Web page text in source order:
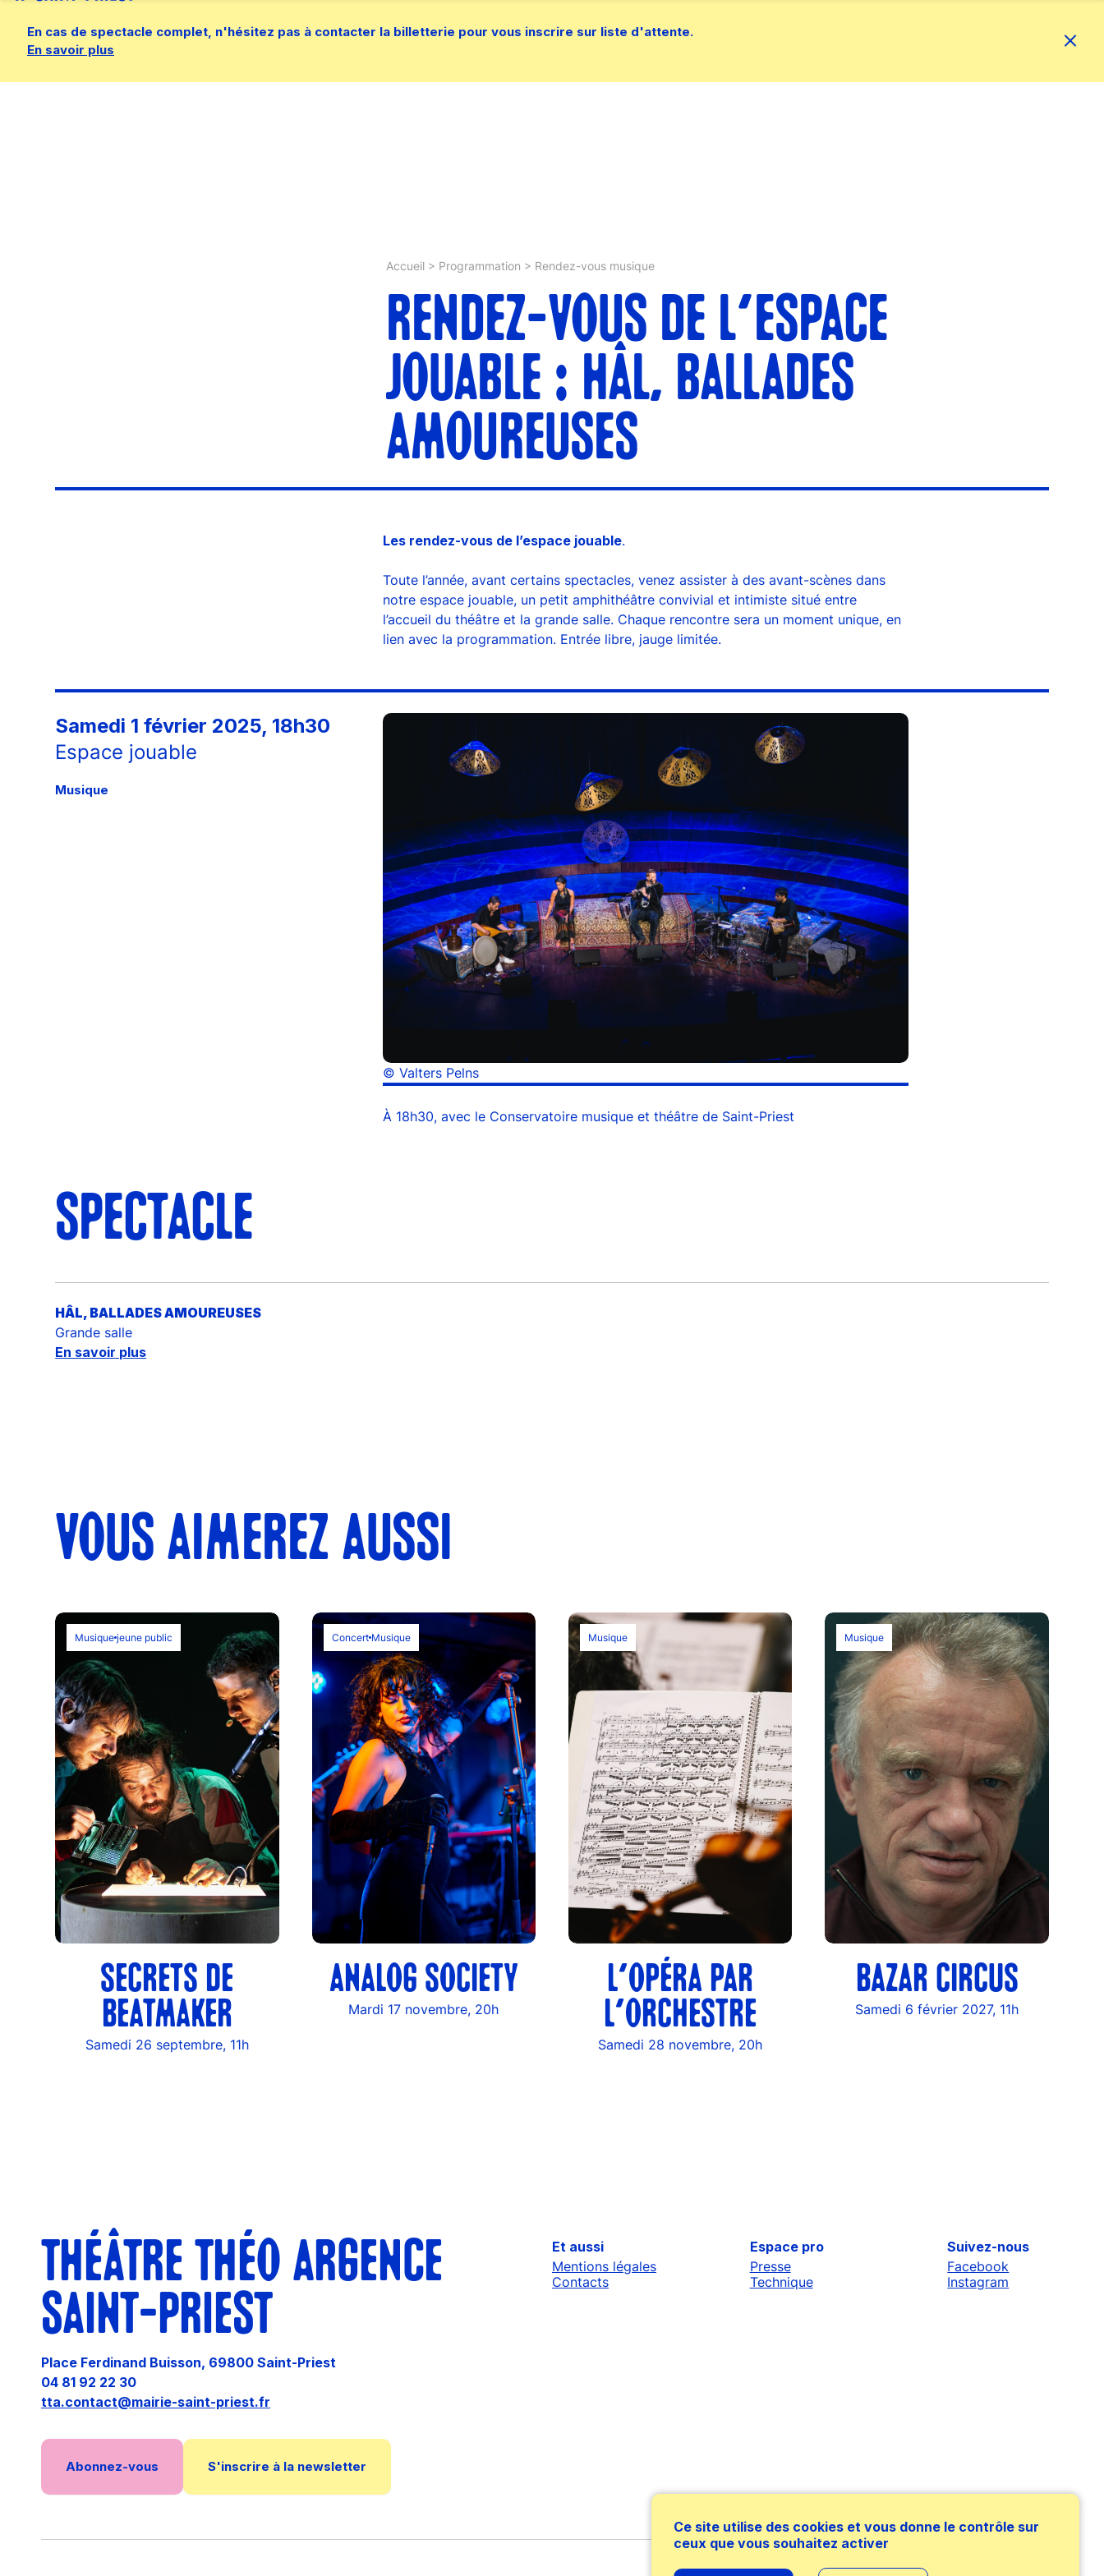
En cas de spectacle complet, n'hésitez pas à contacter la billetterie pour vous inscrire sur liste d'attente.
En savoir plus
Accueil > Programmation > Rendez-vous musique
RENDEZ-VOUS DE L’ESPACE
JOUABLE : HÂL, BALLADES
AMOUREUSES
Les rendez-vous de l’espace jouable.
Toute l’année, avant certains spectacles, venez assister à des avant-scènes dans
notre espace jouable, un petit amphithéâtre convivial et intimiste situé entre
l’accueil du théâtre et la grande salle. Chaque rencontre sera un moment unique, en
lien avec la programmation. Entrée libre, jauge limitée.
Samedi 1 février 2025, 18h30
Espace jouable
Musique
© Valters Pelns
À 18h30, avec le Conservatoire musique et théâtre de Saint-Priest
SPECTACLE
HÂL, BALLADES AMOUREUSES
Grande salle
En savoir plus
VOUS AIMEREZ AUSSI
Musique jeune public
SECRETS DE
BEATMAKER
Samedi 26 septembre, 11h
Concert Musique
ANALOG SOCIETY
Mardi 17 novembre, 20h
Musique
L’OPÉRA PAR
L’ORCHESTRE
Samedi 28 novembre, 20h
Musique
BAZAR CIRCUS
Samedi 6 février 2027, 11h
THÉÂTRE THÉO ARGENCE
SAINT-PRIEST
Place Ferdinand Buisson, 69800 Saint-Priest
04 81 92 22 30
tta.contact@mairie-saint-priest.fr
Abonnez-vous S'inscrire à la newsletter
Et aussi
Mentions légales
Contacts
Espace pro
Presse
Technique
Suivez-nous
Facebook
Instagram
Ce site utilise des cookies et vous donne le contrôle sur
ceux que vous souhaitez activer